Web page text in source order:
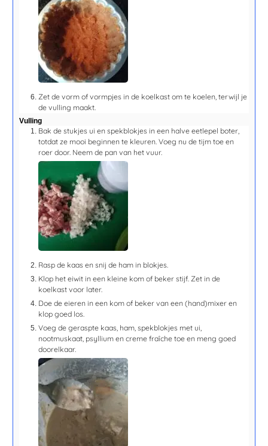
Zet de vorm of vormpjes in de koelkast om te koelen, terwijl je
de vulling maakt.
Vulling
Bak de stukjes ui en spekblokjes in een halve eetlepel boter,
totdat ze mooi beginnen te kleuren. Voeg nu de tijm toe en
roer door. Neem de pan van het vuur.
Rasp de kaas en snij de ham in blokjes.
Klop het eiwit in een kleine kom of beker stijf. Zet in de
koelkast voor later.
Doe de eieren in een kom of beker van een (hand)mixer en
klop goed los.
Voeg de geraspte kaas, ham, spekblokjes met ui,
nootmuskaat, psyllium en creme fraîche toe en meng goed
doorelkaar.